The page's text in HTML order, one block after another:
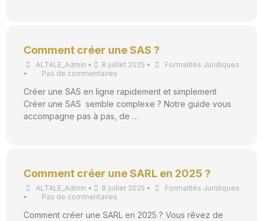
Comment créer une SAS ?
ALTALE_Admin • 8 juillet 2025 •
Formalités Juridiques
•
Pas de commentaires
Créer une SAS en ligne rapidement et simplement
Créer une SAS semble complexe ? Notre guide vous
accompagne pas à pas, de …
Comment créer une SARL en 2025 ?
ALTALE_Admin • 8 juillet 2025 •
Formalités Juridiques
•
Pas de commentaires
Comment créer une SARL en 2025 ? Vous rêvez de